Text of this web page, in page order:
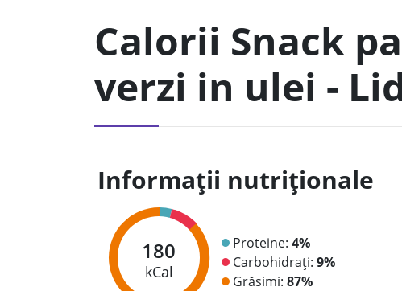
Calorii Snack
verzi in ulei -
Informații nutriționale
180
kCal
Proteine: 4%
Carbohidrați: 9%
Grăsimi: 87%